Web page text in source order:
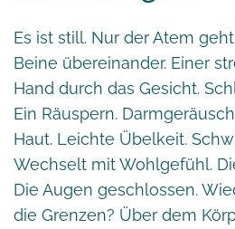
Es ist still. Nur der Atem
Beine übereinander. Einer
Hand durch das Gesicht.
Ein Räuspern.
Haut. Leichte Übelkeit.
Wechselt mit Wohlgefühl.
Die Augen geschlossen.
die Grenzen? Über dem